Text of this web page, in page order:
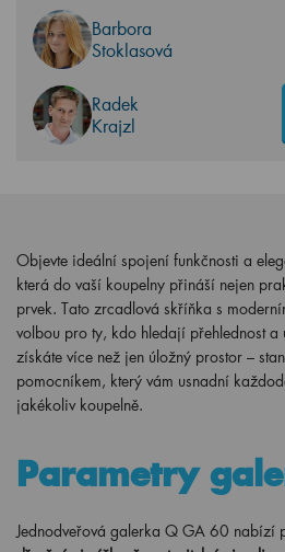
Barbora
Stoklasová
Radek
Krajzl
Objevte ideální spojení funkčnosti a
která do vaší koupelny přináší nejen
prvek. Tato zrcadlová skříňka s
volbou pro ty, kdo hledají přehlednost
získáte více než jen úložný prostor –
pomocníkem, který vám usnadní
jakékoliv koupelně.
Parametry
Jednodveřová galerka Q GA 60 nabízí